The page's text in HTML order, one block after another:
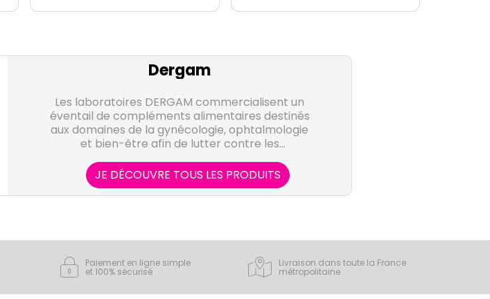
Dergam
Les laboratoires DERGAM commercialisent un
éventail de compléments alimentaires destinés
aux domaines de la gynécologie, ophtalmologie
et bien-être afin de lutter contre les
encore déprimes passagères.
JE DÉCOUVRE TOUS LES PRODUITS
Paiement en ligne simple
et 100% sécurisé
Livraison dans toute la France
métropolitaine